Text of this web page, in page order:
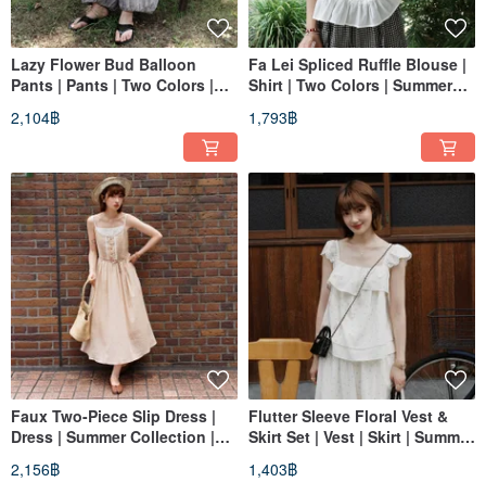
Lazy Flower Bud Balloon
Pants | Pants | Two Colors |
Summer Style | Sora-2165
2,104฿
Fa Lei Spliced Ruffle Blouse |
Shirt | Two Colors | Summer
Collection | Sora-2164
1,793฿
Faux Two-Piece Slip Dress |
Dress | Summer Collection |
Sora-2162
2,156฿
Flutter Sleeve Floral Vest &
Skirt Set | Vest | Skirt | Summer
Collection | Sora-2161
1,403฿